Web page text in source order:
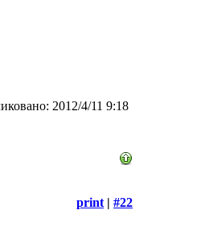
2012/4/11 9:18
print | #22